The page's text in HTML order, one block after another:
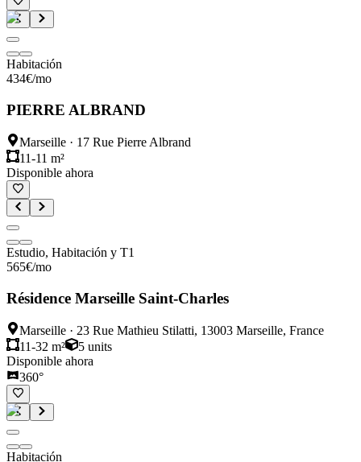
Habitación
434€/mo
PIERRE ALBRAND
Marseille · 17 Rue Pierre Albrand
11-11 m²
Disponible ahora
Estudio, Habitación y T1
565€/mo
Résidence Marseille Saint-Charles
Marseille · 23 Rue Mathieu Stilatti, 13003 Marseille, France
11-32 m²
5 units
Disponible ahora
360°
Habitación